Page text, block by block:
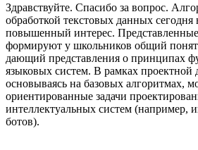
Здравствуйте. Спасибо за вопрос.
обработкой текстовых данных
повышенный интерес.
формируют у школьников общий
дающий представления о принципах
языковых систем. В рамках проектной
основываясь на базовых алгоритмах,
ориентированные задачи
интеллектуальных систем (например,
ботов).